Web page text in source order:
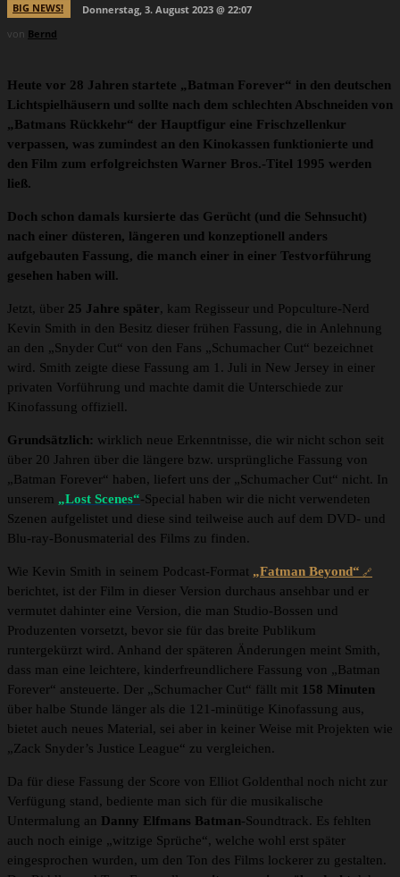
BIG NEWS!
Donnerstag, 3. August 2023 @ 22:07
von Bernd
Heute vor 28 Jahren startete „Batman Forever“ in den deutschen
Lichtspielhäusern und sollte nach dem schlechten Abschneiden von
„Batmans Rückkehr“ der Hauptfigur eine Frischzellenkur
verpassen, was zumindest an den Kinokassen funktionierte und
den Film zum erfolgreichsten Warner Bros.-Titel 1995 werden
ließ.
Doch schon damals kursierte das Gerücht (und die Sehnsucht)
nach einer düsteren, längeren und konzeptionell anders
aufgebauten Fassung, die manch einer in einer Testvorführung
gesehen haben will.
Jetzt, über 25 Jahre später, kam Regisseur und Popculture-Nerd
Kevin Smith in den Besitz dieser frühen Fassung, die in Anlehnung
an den „Snyder Cut“ von den Fans „Schumacher Cut“ bezeichnet
wird. Smith zeigte diese Fassung am 1. Juli in New Jersey in einer
privaten Vorführung und machte damit die Unterschiede zur
Kinofassung offiziell.
Grundsätzlich: wirklich neue Erkenntnisse, die wir nicht schon seit
über 20 Jahren über die längere bzw. ursprüngliche Fassung von
„Batman Forever“ haben, liefert uns der „Schumacher Cut“ nicht. In
unserem „Lost Scenes“-Special haben wir die nicht verwendeten
Szenen aufgelistet und diese sind teilweise auch auf dem DVD- und
Blu-ray-Bonusmaterial des Films zu finden.
Wie Kevin Smith in seinem Podcast-Format „Fatman Beyond“
berichtet, ist der Film in dieser Version durchaus ansehbar und er
vermutet dahinter eine Version, die man Studio-Bossen und
Produzenten vorsetzt, bevor sie für das breite Publikum
runtergekürzt wird. Anhand der späteren Änderungen meint Smith,
dass man eine leichtere, kinderfreundlichere Fassung von „Batman
Forever“ ansteuerte. Der „Schumacher Cut“ fällt mit 158 Minuten
über halbe Stunde länger als die 121-minütige Kinofassung aus,
bietet auch neues Material, sei aber in keiner Weise mit Projekten wie
„Zack Snyder’s Justice League“ zu vergleichen.
Da für diese Fassung der Score von Elliot Goldenthal noch nicht zur
Verfügung stand, bediente man sich für die musikalische
Untermalung an Danny Elfmans Batman-Soundtrack. Es fehlten
auch noch einige „witzige Sprüche“, welche wohl erst später
eingesprochen wurden, um den Ton des Films lockerer zu gestalten.